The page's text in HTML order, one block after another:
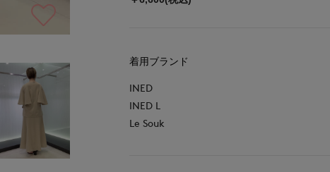
着用ブランド
INED
INED L
Le Souk